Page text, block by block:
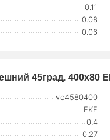
0.11
0.08
0.06
45град. 400х80
vo4580400
EKF
0.4
0.27